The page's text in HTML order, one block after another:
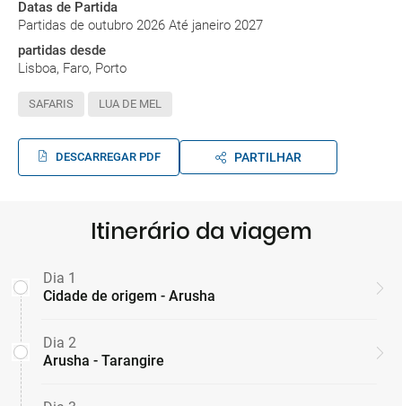
Datas de Partida
Partidas de outubro 2026 Até janeiro 2027
partidas desde
Lisboa, Faro, Porto
SAFARIS LUA DE MEL
DESCARREGAR PDF PARTILHAR
Itinerário da viagem
Dia 1
Cidade de origem - Arusha
Dia 2
Arusha - Tarangire